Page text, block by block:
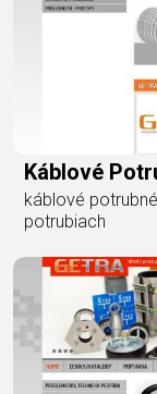
Káblové
káblové
potrubiach